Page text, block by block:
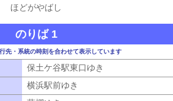
ほどがやばし
のりば 1
先・系統の時刻を合わせて表示しています
保土ケ谷駅東口ゆき
横浜駅前ゆき